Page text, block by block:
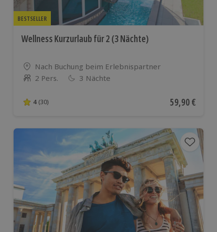
BESTSELLER
Wellness Kurzurlaub für 2 (3 Nächte)
Standort
Nach Buchung beim Erlebnispartner
Anzahl der Teilnehmer
2 Pers. 3 Nächte
4 von 5 Sternen basierend auf 30 Bewertungen
4 (30) Aktueller
59,90 €